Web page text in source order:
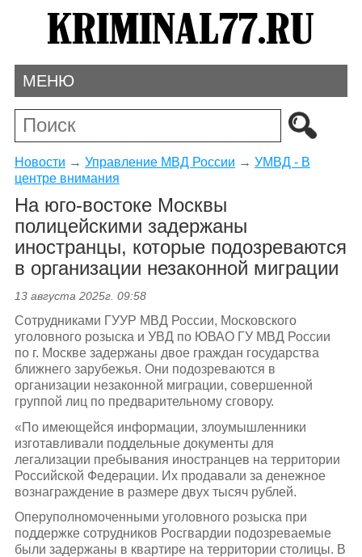
МЕНЮ
Новости → Управление МВД России → УМВД - В
центре внимания
На юго-востоке Москвы
полицейскими задержаны
иностранцы, которые подозреваются
в организации незаконной миграции
13 августа 2025г. 09:58
Сотрудниками ГУУР МВД России, Московского
уголовного розыска и УВД по ЮВАО ГУ МВД России
по г. Москве задержаны двое граждан государства
ближнего зарубежья. Они подозреваются в
организации незаконной миграции, совершенной
группой лиц по предварительному сговору.
«По имеющейся информации, злоумышленники
изготавливали поддельные документы для
легализации пребывания иностранцев на территории
Российской Федерации. Их продавали за денежное
вознаграждение в размере двух тысяч рублей.
Оперуполномоченными уголовного розыска при
поддержке сотрудников Росгвардии подозреваемые
были задержаны в квартире на территории столицы. В